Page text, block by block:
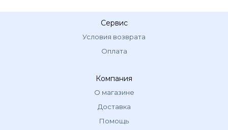
Сервис
Условия возврата
Оплата
Компания
О магазине
Доставка
Помощь